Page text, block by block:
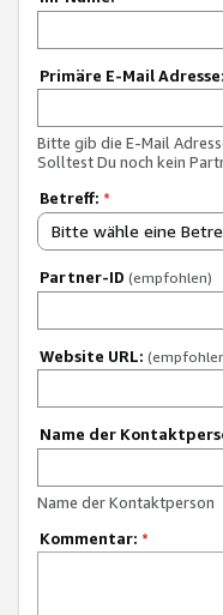
Primäre E-Mail Adresse:
Bitte gib die E-Mail
Solltest Du noch kein
Betreff: *
Bitte wähle eine
Partner-ID (empfohlen)
Website URL:
Name der
Name der Kontaktperson
Kommentar: *